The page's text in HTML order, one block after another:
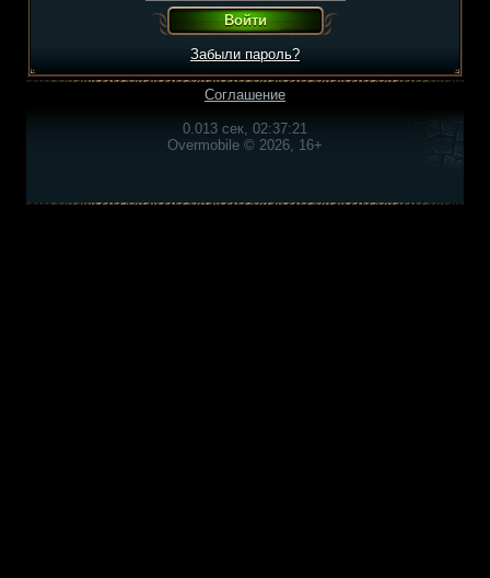
Забыли пароль?
Соглашение
0.013 сек, 02:37:21
Overmobile © 2026, 16+